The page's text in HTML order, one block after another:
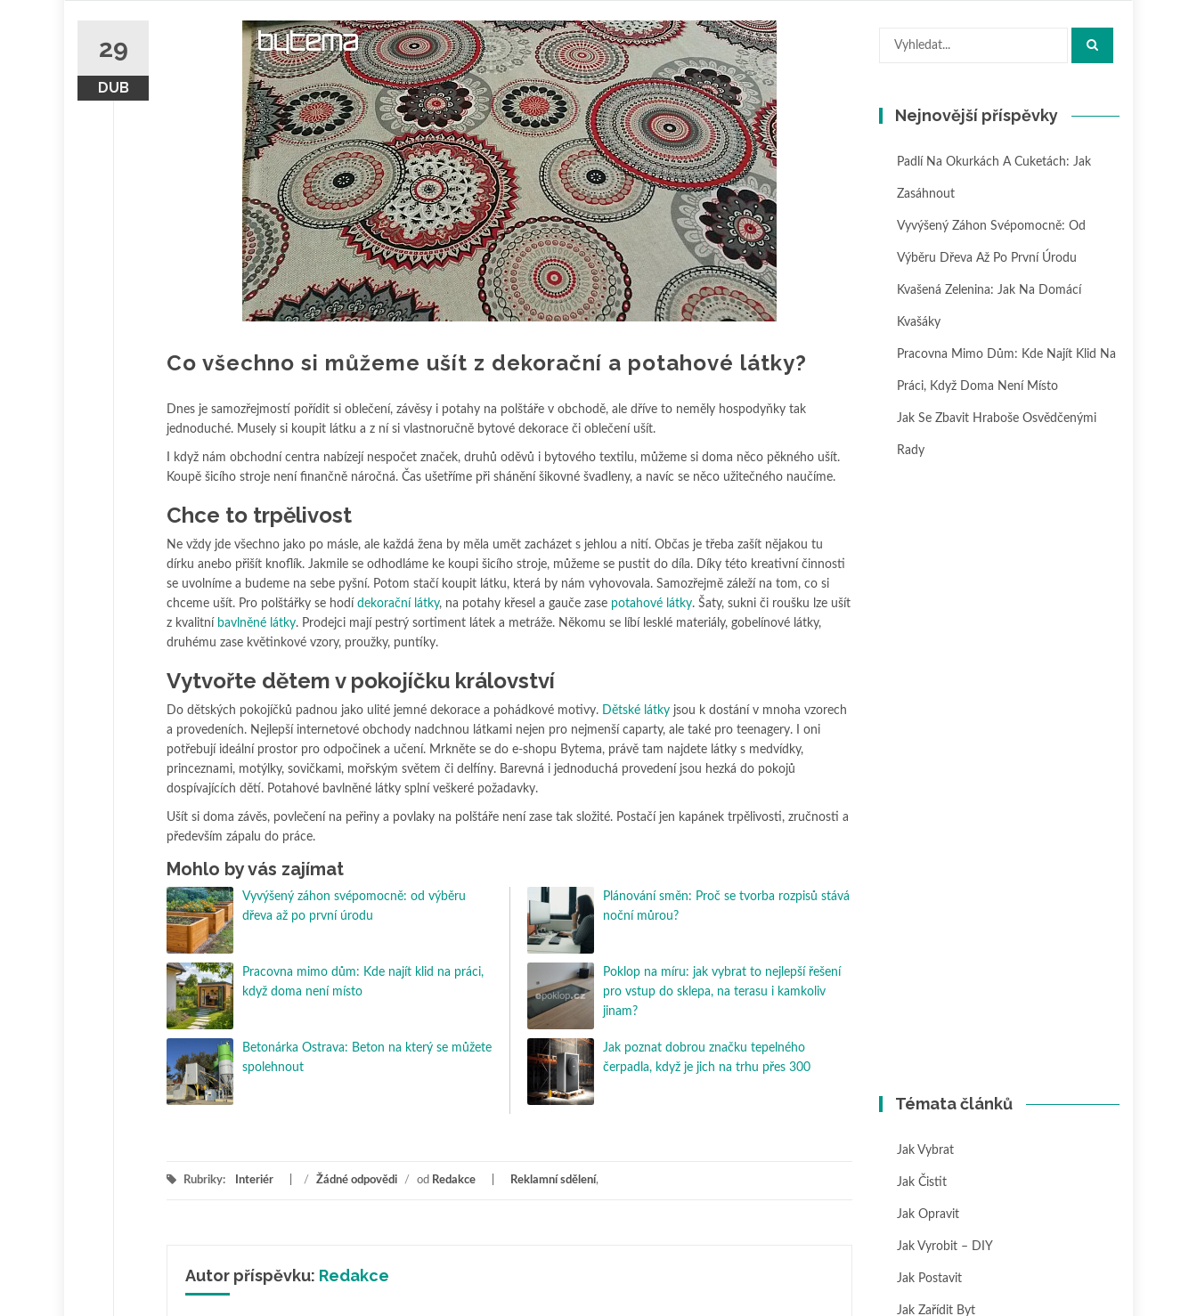
29
DUB
Co všechno si můžeme ušít z dekorační a potahové látky?
Dnes je samozřejmostí pořídit si oblečení, závěsy i potahy na polštáře v obchodě, ale dříve to neměly hospodyňky tak
jednoduché. Musely si koupit látku a z ní si vlastnoručně bytové dekorace či oblečení ušít.
I když nám obchodní centra nabízejí nespočet značek, druhů oděvů i bytového textilu, můžeme si doma něco pěkného ušít.
Koupě šicího stroje není finančně náročná. Čas ušetříme při shánění šikovné švadleny, a navíc se něco užitečného naučíme.
Chce to trpělivost
Ne vždy jde všechno jako po másle, ale každá žena by měla umět zacházet s jehlou a nití. Občas je třeba zašít nějakou tu
dírku anebo přišít knoflík. Jakmile se odhodláme ke koupi šicího stroje, můžeme se pustit do díla. Díky této kreativní činnosti
se uvolníme a budeme na sebe pyšní. Potom stačí koupit látku, která by nám vyhovovala. Samozřejmě záleží na tom, co si
chceme ušít. Pro polštářky se hodí dekorační látky, na potahy křesel a gauče zase potahové látky. Šaty, sukni či roušku lze ušít
z kvalitní bavlněné látky. Prodejci mají pestrý sortiment látek a metráže. Někomu se líbí lesklé materiály, gobelínové látky,
druhému zase květinkové vzory, proužky, puntíky.
Vytvořte dětem v pokojíčku království
Do dětských pokojíčků padnou jako ulité jemné dekorace a pohádkové motivy. Dětské látky jsou k dostání v mnoha vzorech
a provedeních. Nejlepší internetové obchody nadchnou látkami nejen pro nejmenší caparty, ale také pro teenagery. I oni
potřebují ideální prostor pro odpočinek a učení. Mrkněte se do e-shopu Bytema, právě tam najdete látky s medvídky,
princeznami, motýlky, sovičkami, mořským světem či delfíny. Barevná i jednoduchá provedení jsou hezká do pokojů
dospívajících dětí. Potahové bavlněné látky splní veškeré požadavky.
Ušít si doma závěs, povlečení na peřiny a povlaky na polštáře není zase tak složité. Postačí jen kapánek trpělivosti, zručnosti a
především zápalu do práce.
Mohlo by vás zajímat
Vyvýšený záhon svépomocně: od výběru
dřeva až po první úrodu
Pracovna mimo dům: Kde najít klid na práci,
když doma není místo
Betonárka Ostrava: Beton na který se můžete
spolehnout
Plánování směn: Proč se tvorba rozpisů stává
noční můrou?
Poklop na míru: jak vybrat to nejlepší řešení
pro vstup do sklepa, na terasu i kamkoliv
jinam?
Jak poznat dobrou značku tepelného
čerpadla, když je jich na trhu přes 300
Rubriky: Interiér / Žádné odpovědi / od Redakce Reklamní sdělení,
Autor příspěvku: Redakce
Hledat:
Nejnovější příspěvky
Padlí Na Okurkách A Cuketách: Jak
Zasáhnout
Vyvýšený Záhon Svépomocně: Od
Výběru Dřeva Až Po První Úrodu
Kvašená Zelenina: Jak Na Domácí
Kvašáky
Pracovna Mimo Dům: Kde Najít Klid Na
Práci, Když Doma Není Místo
Jak Se Zbavit Hraboše Osvědčenými
Rady
Témata článků
Jak Vybrat
Jak Čistit
Jak Opravit
Jak Vyrobit – DIY
Jak Postavit
Jak Zařídit Byt